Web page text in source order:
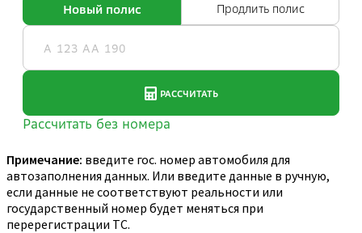
Примечание: введите гос. номер автомобиля для
автозаполнения данных. Или введите данные в ручную,
если данные не соответствуют реальности или
государственный номер будет меняться при
перерегистрации ТС.